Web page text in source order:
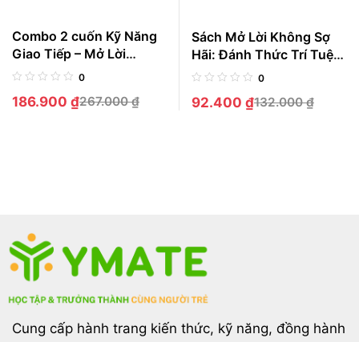
Combo 2 cuốn Kỹ Năng
Giao Tiếp – Mở Lời
Không Sợ Hãi + Nói
0
267.000₫
186.900 ₫
Sách Mở Lời Không Sợ
Hãi: Đánh Thức Trí Tuệ
Cảm Xúc Để Làm Chủ
0
132.000₫
92.400 ₫
Cung cấp hành trang kiến thức, kỹ năng, đồng hành